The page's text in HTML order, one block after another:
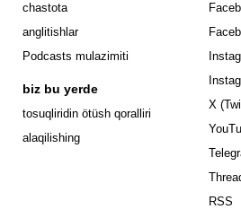
chastota
anglitishlar
Podcasts mulazimiti
biz bu yerde
tosuqliridin ötüsh qoralliri Opens in new
alaqilishing
X
RSS